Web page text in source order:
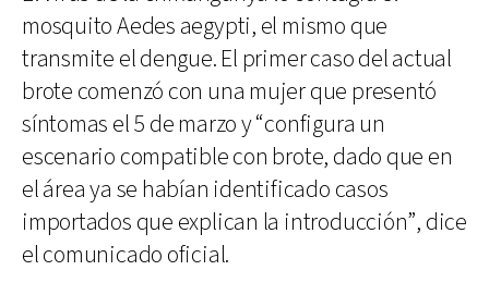
mosquito Aedes aegypti, el mismo que
transmite el dengue. El primer caso del actual
brote comenzó con una mujer que presentó
síntomas el 5 de marzo y “configura un
escenario compatible con brote, dado que en
el área ya se habían identificado casos
importados que explican la introducción”, dice
el comunicado oficial.